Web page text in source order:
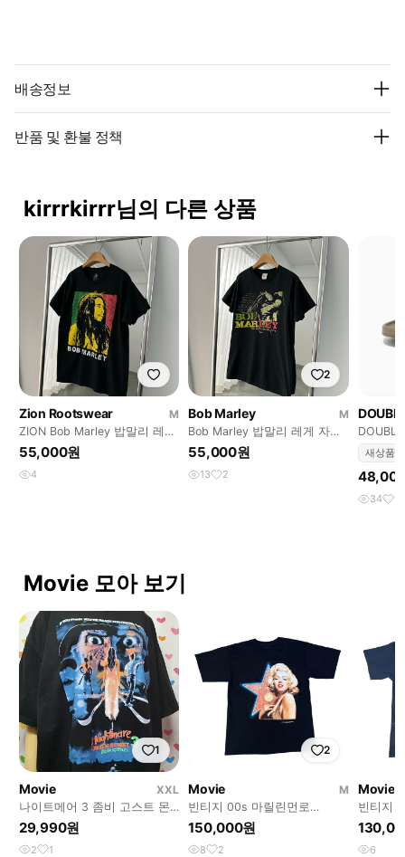
배송정보
반품 및 환불 정책
kirrrkirrr님의 다른 상품
Zion Rootswear
M
ZION Bob Marley 밥말리 레게
자메이카 USA 빈티지 반팔 T
55,000원
4
2
Bob Marley
M
Bob Marley 밥말리 레게 자메
이카 USA 빈티지 반팔 티셔츠
55,000원
13 2
바 슬라
새상품
34 1
Movie 모아 보기
1
Movie
XXL
나이트메어 3 좀비 고스트 몬
스터 캐릭터 그래픽 프린팅 프
린트 반팔티셔츠
29,990원
2 1
2
Movie
M
빈티지 00s 마릴린먼로
MARILYN MONROE 헐리우드
티셔츠 M
150,000원
8 2
Movie
빈티지
three
셔
6